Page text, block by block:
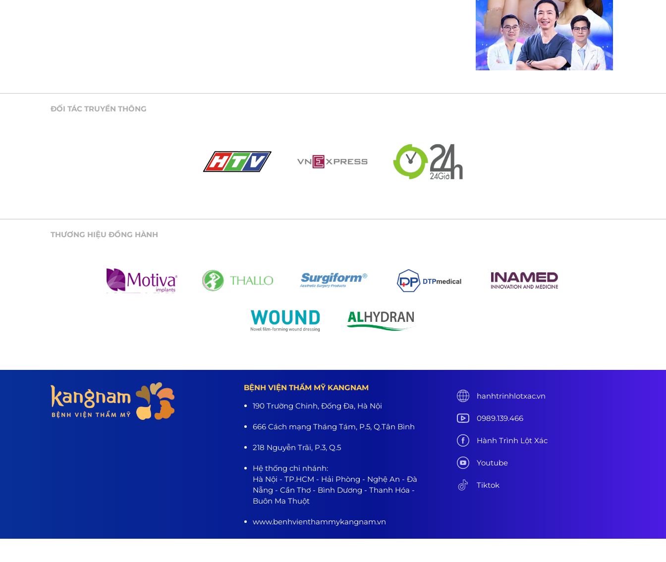
ĐỐI TÁC TRUYỀN THÔNG
THƯƠNG HIỆU ĐỒNG HÀNH
BỆNH VIỆN THẨM MỸ KANGNAM
190 Trường Chinh, Đống Đa, Hà Nội
666 Cách mạng Tháng Tám, P.5, Q.Tân Bình
218 Nguyễn Trãi, P.3, Q.5
Hệ thống chi nhánh:
Hà Nội - TP.HCM - Hải Phòng - Nghệ An - Đà
Nẵng - Cần Thơ - Bình Dương - Thanh Hóa -
Buôn Ma Thuột
www.benhvienthammykangnam.vn
hanhtrinhlotxac.vn
0989.139.466
Hành Trình Lột Xác
Youtube
Tiktok